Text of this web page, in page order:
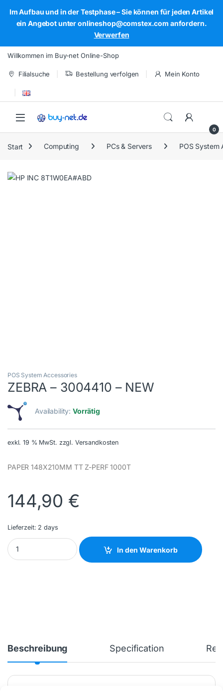
Im Aufbau und in der Testphase – Sie können für jeden Artikel
ein Angebot unter onlineshop@comstex.com anfordern.
Verwerfen
Skip to navigation
Skip to content
Willkommen im Buy-net Online-Shop
Filialsuche Bestellung verfolgen Mein Konto
Open
0
Start Computing PCs & Servers POS System
POS System Accessories
ZEBRA – 3004410 – NEW
Availability:Vorrätig
exkl. 19 % MwSt. zzgl. Versandkosten
PAPER 148X210MM TT Z-PERF 1000T
144,90 €
Lieferzeit: 2 days
ZEBRA - 3004410 - NEW quantity
In den Warenkorb
Beschreibung Specification